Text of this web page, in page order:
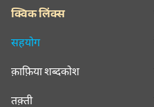
क्विक लिंक्स
सहयोग
क़ाफ़िया शब्दकोश
तक़्ती